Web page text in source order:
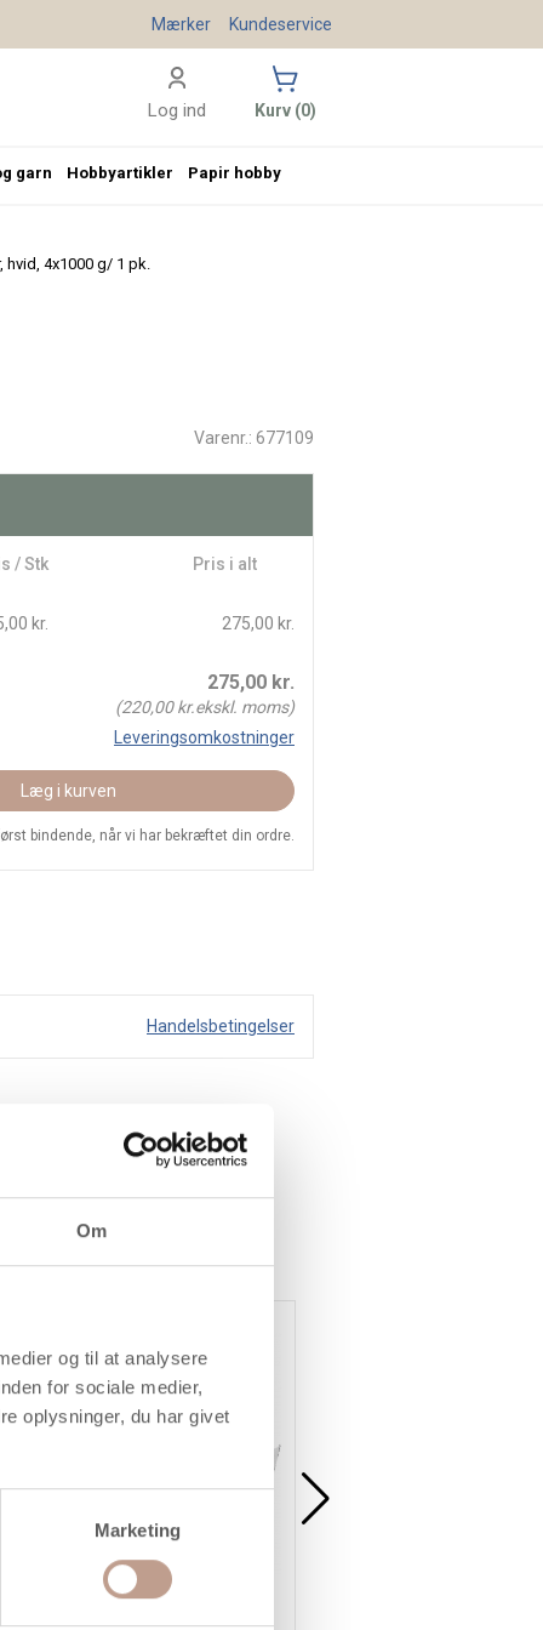
Om
og til at analysere
for sociale medier,
oplysninger, du har givet
Marketing
hvid, 4x1000 g/ 1 pk.
Varenr.: 677109
/ Stk Pris i alt
kr. 275,00 kr.
275,00kr.
(220,00kr.ekskl. moms)
Leveringsomkostninger
Læg i kurven
bindende, når vi har bekræftet din ordre.
Handelsbetingelser
Selvhærdende Ler, gul okker,
1000 g/ 1 pk.
Kundeservice
Mærker
Log ind Kurv (0)
garn Hobbyartikler Papir hobby